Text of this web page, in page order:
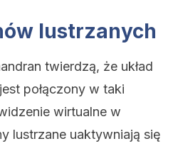
lustrzanych
twierdzą, że układ
połączony w taki
wirtualne w
lustrzane uaktywniają się